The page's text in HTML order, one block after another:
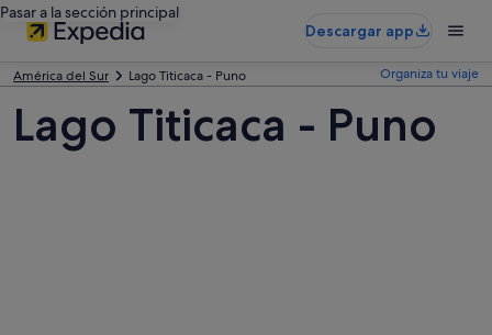
Pasar a la sección principal
Descargar app
América del Sur Lago Titicaca - Puno Organiza tu viaje
Lago Titicaca - Puno